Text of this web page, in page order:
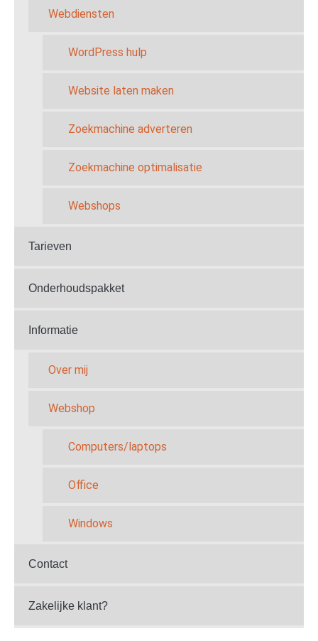
Webdiensten
WordPress hulp
Website laten maken
Zoekmachine adverteren
Zoekmachine optimalisatie
Webshops
Tarieven
Onderhoudspakket
Informatie
Over mij
Webshop
Computers/laptops
Office
Windows
Contact
Zakelijke klant?